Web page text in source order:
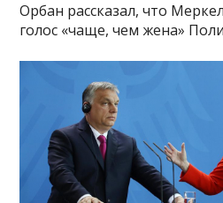
Орбан рассказал, что
голос «чаще, чем жена»